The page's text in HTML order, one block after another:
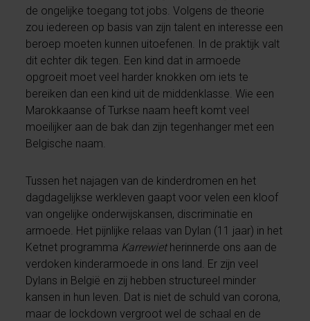
de ongelijke toegang tot jobs. Volgens de theorie
zou iedereen op basis van zijn talent en interesse een
beroep moeten kunnen uitoefenen. In de praktijk valt
dit echter dik tegen. Een kind dat in armoede
opgroeit moet veel harder knokken om iets te
bereiken dan een kind uit de middenklasse. Wie een
Marokkaanse of Turkse naam heeft komt veel
moeilijker aan de bak dan zijn tegenhanger met een
Belgische naam.
Tussen het najagen van de kinderdromen en het
dagdagelijkse werkleven gaapt voor velen een kloof
van ongelijke onderwijskansen, discriminatie en
armoede. Het pijnlijke relaas van Dylan (11 jaar) in het
Ketnet programma Karrewietherinnerde ons aan de
verdoken kinderarmoede in ons land. Er zijn veel
Dylans in België en zij hebben structureel minder
kansen in hun leven. Dat is niet de schuld van corona,
maar de lockdown vergroot wel de schaal en de